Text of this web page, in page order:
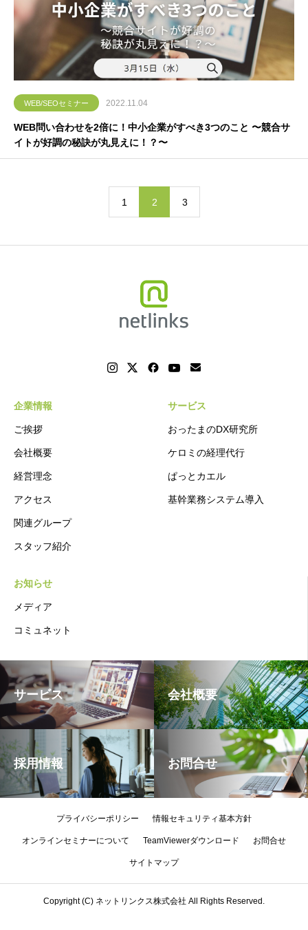
WEB/SEOセミナー 2022.11.04
WEB問い合わせを2倍に！中小企業がすべき3つのこと 〜競合サ
イトが好調の秘訣が丸見えに！？〜
1 2 3
企業情報
ご挨拶
会社概要
経営理念
アクセス
関連グループ
スタッフ紹介
サービス
おったまのDX研究所
ケロミの経理代行
ぱっとカエル
基幹業務システム導入
お知らせ
メディア
コミュネット
サービス 会社概要
採用情報 お問合せ
プライバシーポリシー 情報セキュリティ基本方針
オンラインセミナーについて TeamViewerダウンロード お問合せ
サイトマップ
Copyright (C) ネットリンクス株式会社 All Rights Reserved.